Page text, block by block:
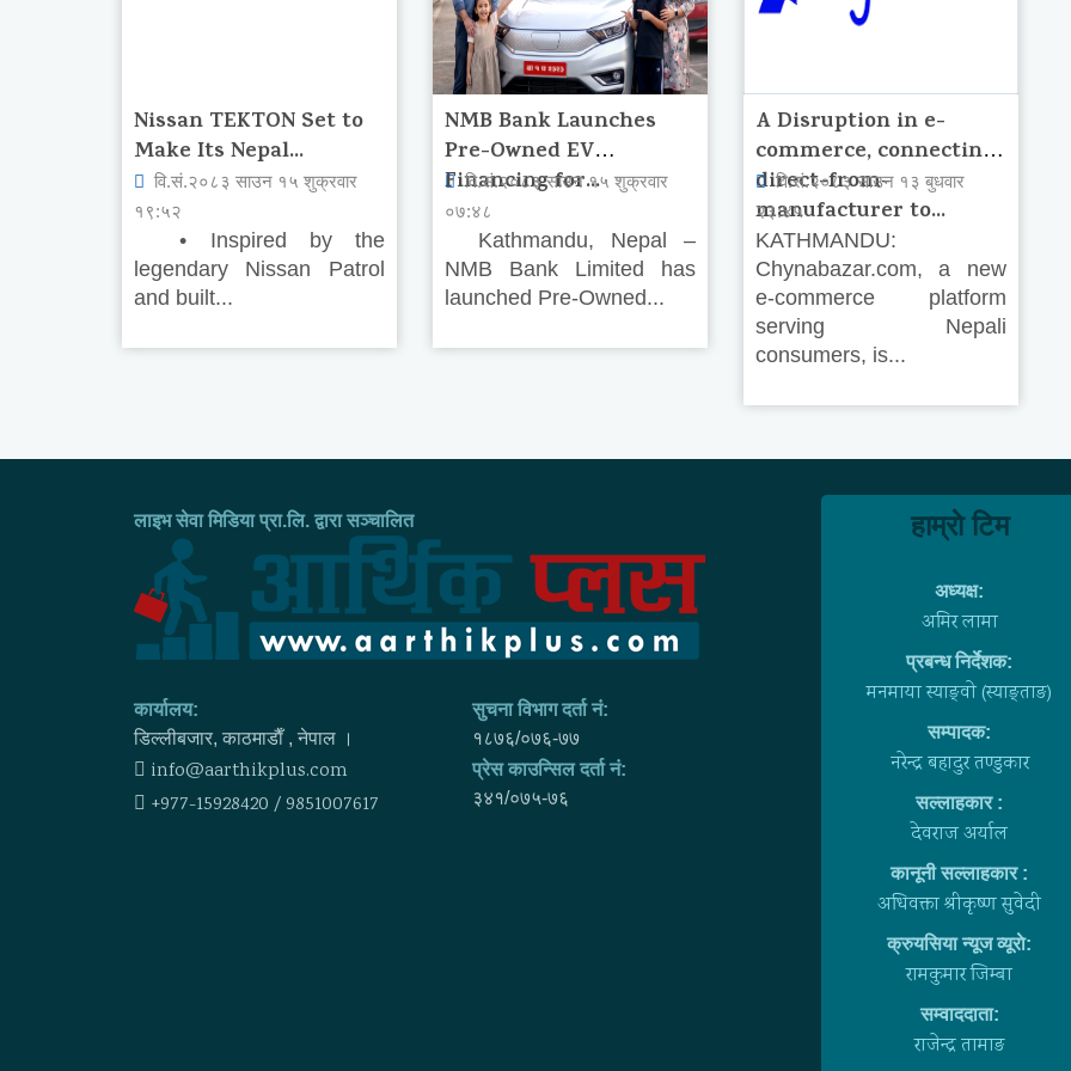
Nissan TEKTON Set to
Make Its Nepal...
वि.सं.२०८३ साउन १५ शुक्रवार
१९:५२
• Inspired by the
legendary Nissan Patrol
and built...
NMB Bank Launches
Pre-Owned EV
Financing for...
वि.सं.२०८३ साउन १५ शुक्रवार
०७:४८
Kathmandu, Nepal –
NMB Bank Limited has
launched Pre-Owned...
A Disruption in e-
commerce, connecting
direct-from-
manufacturer to...
वि.सं.२०८३ साउन १३ बुधवार
२३:४५
KATHMANDU:
Chynabazar.com, a new
e-commerce platform
serving Nepali
consumers, is...
लाइभ सेवा मिडिया प्रा.लि. द्वारा सञ्चालित
कार्यालय:
डिल्लीबजार, काठमाडाैँ , नेपाल ।
info@aarthikplus.com
+977-15928420 / 9851007617
सुचना विभाग दर्ता नं:
१८७६/०७६-७७
प्रेस काउन्सिल दर्ता नं:
३४१/०७५-७६
हाम्राे टिम
अध्यक्ष:
अमिर लामा
प्रबन्ध निर्देशक:
मनमाया स्याङ्वाे (स्याङ्ताङ)
सम्पादक:
नरेन्द्र बहादुर तण्डुकार
सल्लाहकार :
देवराज अर्याल
कानूनी सल्लाहकार :
अधिवक्ता श्रीकृष्ण सुवेदी
क्रुयसिया न्यूज व्यूराे:
रामकुमार जिम्बा
सम्वाददाता:
राजेन्द्र तामाङ